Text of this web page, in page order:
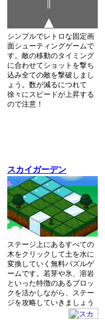
シンプルでレトロな固定画
面シューティングゲームで
す。敵の移動のタイミング
に合わせてショットを撃ち
込み全ての敵を撃破しまし
ょう。数が減るにつれて
徐々にスピードが上昇する
ので注意！
スカイガーデン
ステージ上にあるすべての
木をクリックして土を水に
変換していく無料パズルゲ
ームです。若芽や氷、溶岩
といった特徴のあるブロッ
クを活かしながら、ステー
ジを攻略していきましょう